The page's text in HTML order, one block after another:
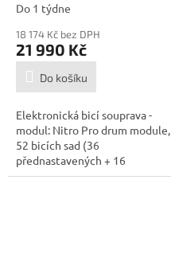
Do 1 týdne
18 174 Kč bez DPH
21 990 Kč
Do košíku
Elektronická bicí souprava -
modul: Nitro Pro drum module,
52 bicích sad (36
přednastavených + 16
uživatelských),...